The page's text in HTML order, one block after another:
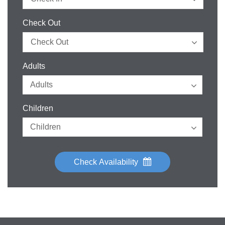
Check Out
Adults
Children
Check Availability